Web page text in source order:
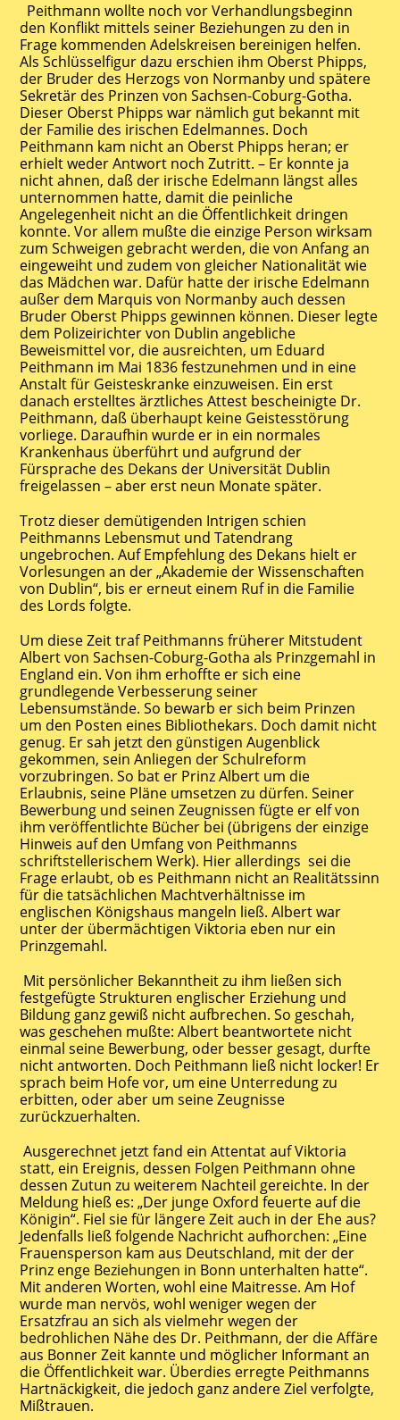
Peithmann wollte noch vor Verhandlungsbeginn
den Konflikt mittels seiner Beziehungen zu den in
Frage kommenden Adelskreisen bereinigen helfen.
Als Schlüsselfigur dazu erschien ihm Oberst Phipps,
der Bruder des Herzogs von Normanby und spätere
Sekretär des Prinzen von Sachsen-Coburg-Gotha.
Dieser Oberst Phipps war nämlich gut bekannt mit
der Familie des irischen Edelmannes. Doch
Peithmann kam nicht an Oberst Phipps heran; er
erhielt weder Antwort noch Zutritt. – Er konnte ja
nicht ahnen, daß der irische Edelmann längst alles
unternommen hatte, damit die peinliche
Angelegenheit nicht an die Öffentlichkeit dringen
konnte. Vor allem mußte die einzige Person wirksam
zum Schweigen gebracht werden, die von Anfang an
eingeweiht und zudem von gleicher Nationalität wie
das Mädchen war. Dafür hatte der irische Edelmann
außer dem Marquis von Normanby auch dessen
Bruder Oberst Phipps gewinnen können. Dieser legte
dem Polizeirichter von Dublin angebliche
Beweismittel vor, die ausreichten, um Eduard
Peithmann im Mai 1836 festzunehmen und in eine
Anstalt für Geisteskranke einzuweisen. Ein erst
danach erstelltes ärztliches Attest bescheinigte Dr.
Peithmann, daß überhaupt keine Geistesstörung
vorliege. Daraufhin wurde er in ein normales
Krankenhaus überführt und aufgrund der
Fürsprache des Dekans der Universität Dublin
freigelassen – aber erst neun Monate später.
Trotz dieser demütigenden Intrigen schien
Peithmanns Lebensmut und Tatendrang
ungebrochen. Auf Empfehlung des Dekans hielt er
Vorlesungen an der „Akademie der Wissenschaften
von Dublin“, bis er erneut einem Ruf in die Familie
des Lords folgte.
Um diese Zeit traf Peithmanns früherer Mitstudent
Albert von Sachsen-Coburg-Gotha als Prinzgemahl in
England ein. Von ihm erhoffte er sich eine
grundlegende Verbesserung seiner
Lebensumstände. So bewarb er sich beim Prinzen
um den Posten eines Bibliothekars. Doch damit nicht
genug. Er sah jetzt den günstigen Augenblick
gekommen, sein Anliegen der Schulreform
vorzubringen. So bat er Prinz Albert um die
Erlaubnis, seine Pläne umsetzen zu dürfen. Seiner
Bewerbung und seinen Zeugnissen fügte er elf von
ihm veröffentlichte Bücher bei (übrigens der einzige
Hinweis auf den Umfang von Peithmanns
schriftstellerischem Werk). Hier allerdings sei die
Frage erlaubt, ob es Peithmann nicht an Realitätssinn
für die tatsächlichen Machtverhältnisse im
englischen Königshaus mangeln ließ. Albert war
unter der übermächtigen Viktoria eben nur ein
Prinzgemahl.
Mit persönlicher Bekanntheit zu ihm ließen sich
festgefügte Strukturen englischer Erziehung und
Bildung ganz gewiß nicht aufbrechen. So geschah,
was geschehen mußte: Albert beantwortete nicht
einmal seine Bewerbung, oder besser gesagt, durfte
nicht antworten. Doch Peithmann ließ nicht locker! Er
sprach beim Hofe vor, um eine Unterredung zu
erbitten, oder aber um seine Zeugnisse
zurückzuerhalten.
Ausgerechnet jetzt fand ein Attentat auf Viktoria
statt, ein Ereignis, dessen Folgen Peithmann ohne
dessen Zutun zu weiterem Nachteil gereichte. In der
Meldung hieß es: „Der junge Oxford feuerte auf die
Königin“. Fiel sie für längere Zeit auch in der Ehe aus?
Jedenfalls ließ folgende Nachricht aufhorchen: „Eine
Frauensperson kam aus Deutschland, mit der der
Prinz enge Beziehungen in Bonn unterhalten hatte“.
Mit anderen Worten, wohl eine Maitresse. Am Hof
wurde man nervös, wohl weniger wegen der
Ersatzfrau an sich als vielmehr wegen der
bedrohlichen Nähe des Dr. Peithmann, der die Affäre
aus Bonner Zeit kannte und möglicher Informant an
die Öffentlichkeit war. Überdies erregte Peithmanns
Hartnäckigkeit, die jedoch ganz andere Ziel verfolgte,
Mißtrauen.